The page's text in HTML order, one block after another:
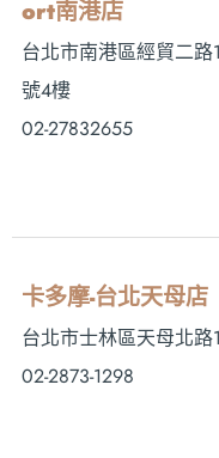
ort南港店
台北市南港區經貿二路
號4樓
02-27832655
卡多摩-台北天母店
台北市士林區天母北路
02-2873-1298